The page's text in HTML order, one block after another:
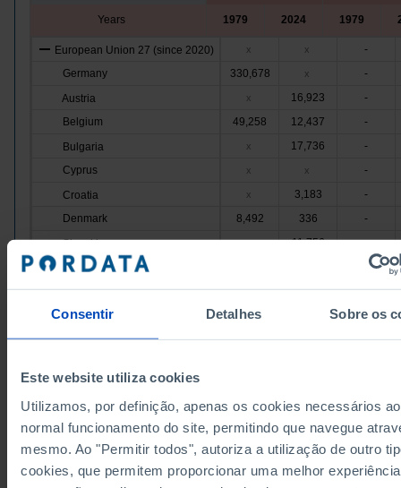
Consentir Detalhes Sobre os
Este website utiliza cookies
Utilizamos, por definição, apenas os cookies necessários ao
normal funcionamento do site, permitindo que navegue
mesmo. Ao "Permitir todos", autoriza a utilização de outro
cookies, que permitem proporcionar uma melhor
Years 1979 2024 1979
European Union 27 (since 2020) x x
-
Germany
330,678 x
-
Austria
x 16,923
-
Belgium
49,258 12,437
-
Bulgaria
x 17,736
-
Cyprus
x x
-
Croatia
x 3,183
-
Denmark
8,492 336
-
Slovakia
x 11,756
-
Slovenia
Spain
40,439 11,878
-
Estonia
x
-
Finland
x 9,293
-
Hungary
x 9,807
-
x
18,439
Latvia